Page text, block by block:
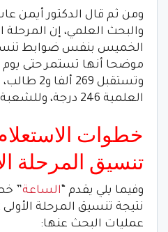
ومن ثم قال الدكتور أيمن
والبحث العلمي، إن المرحلة
الخميس بنفس ضوابط
وتستقبل
العلمية 246 درجة، وللشعبة الأدبية 238 درجة.
خطوات
تنسيق المرحلة
وفيما يلي يقدم “الساعة”
عمليات البحث عنها: